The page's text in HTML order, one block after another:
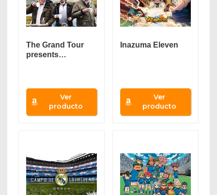
The Grand Tour
presents…
Ver
producto
Inazuma Eleven
Ver
producto